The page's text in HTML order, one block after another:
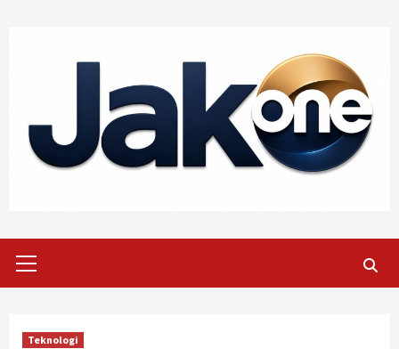
Menu
Teknologi